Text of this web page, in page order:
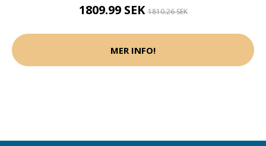
1809.99 SEK1810.26 SEK
MER INFO!